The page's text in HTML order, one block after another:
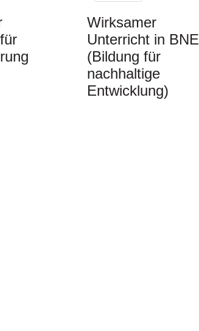
Wirksamer
Unterricht in BNE
(Bildung für
nachhaltige
Entwicklung)